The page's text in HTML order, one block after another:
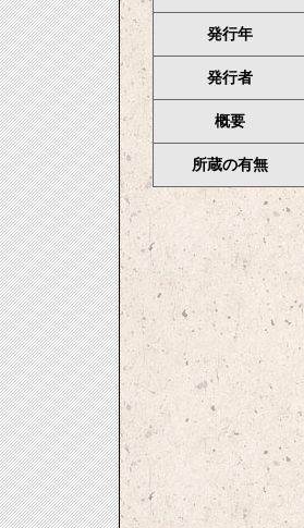
発行年
発行者
概要
所蔵の有無